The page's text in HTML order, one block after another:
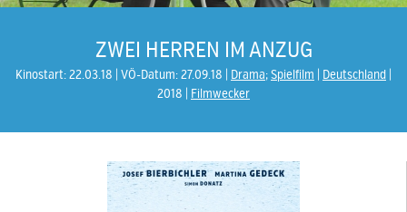
ZWEI HERREN IM ANZUG
Kinostart: 22.03.18 VÖ-Datum: 27.09.18 Drama;Spielfilm
Deutschland
2018
Filmwecker